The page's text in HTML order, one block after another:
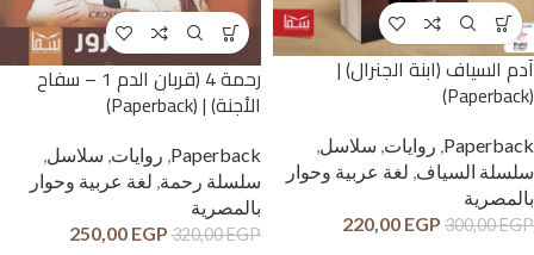
آدم السياف (ابنة الجنرال) |
(Paperback)
Paperback
, روايات, سلاسل,
سلسلة السياف, لغة عربية وحوار
بالمصرية
300,00EGP
220,00 EGP
رحمة 4 (قربان الدم 1 – سفاح
الأجنة) | (Paperback)
Paperback
, روايات, سلاسل,
سلسلة رحمة, لغة عربية وحوار
بالمصرية
320,00EGP
250,00 EGP